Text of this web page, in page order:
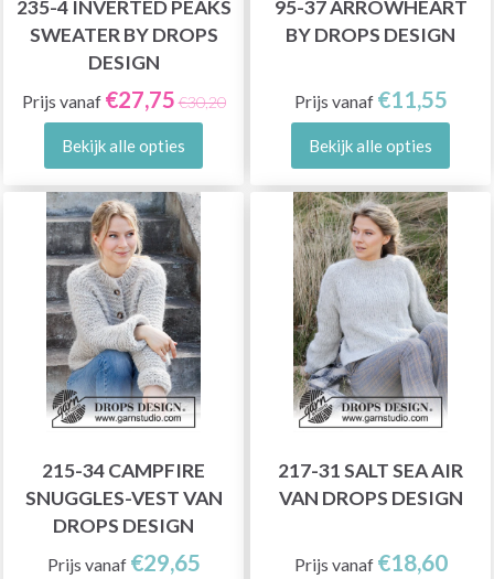
235-4 INVERTED PEAKS
SWEATER BY DROPS
DESIGN
Prijs vanaf €27,75 €30,20
Bekijk alle opties
95-37 ARROWHEART
BY DROPS DESIGN
Prijs vanaf €11,55
Bekijk alle opties
215-34 CAMPFIRE
SNUGGLES-VEST VAN
DROPS DESIGN
Prijs vanaf €29,65
217-31 SALT SEA AIR
VAN DROPS DESIGN
Prijs vanaf €18,60